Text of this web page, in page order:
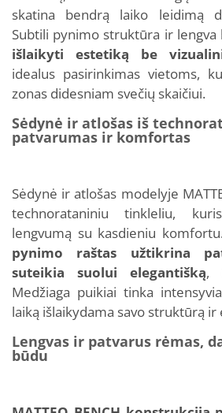
skatina bendrą laiko leidimą
Subtili pynimo struktūra ir lengva
išlaikyti estetiką be
idealus pasirinkimas vietoms,
zonas didesniam svečių skaičiui.
Sėdynė ir atlošas iš
patvarumas ir komfortas
Sėdynė ir atlošas modelyje
technorataniniu tinkleliu,
lengvumą su kasdieniu
pynimo raštas užtikrina
suteikia suolui elegantišką,
Medžiaga puikiai tinka
laiką išlaikydama savo struktūrą ir
Lengvas ir patvarus rėmas,
būdu